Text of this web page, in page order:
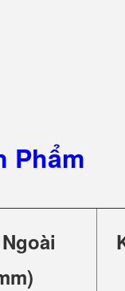
Phẩm